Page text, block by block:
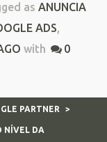
as ANUNCIA
ADS,
with
0
PARTNER >
NÍVEL DA